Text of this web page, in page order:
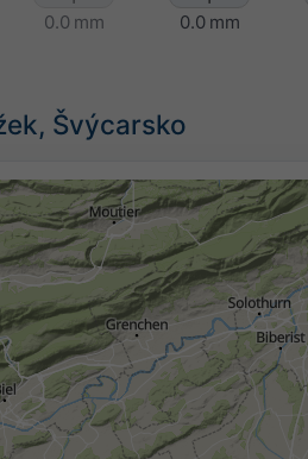
0.0 mm 0.0 mm
Švýcarsko